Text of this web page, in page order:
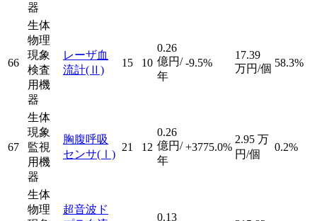
器
66
生体
物理
現象
検査
用機
器
レーザ血
流計(Ⅱ)
15 10
0.26
億円/
年
-9.5%
17.39
万円/個 58.3%
67
生体
現象
監視
用機
器
胸腹呼吸
センサ(Ⅰ)
21 12
0.26
億円/
年
+3775.0%
2.95 万
円/個
0.2%
生体
物理
超音波ド
0.13